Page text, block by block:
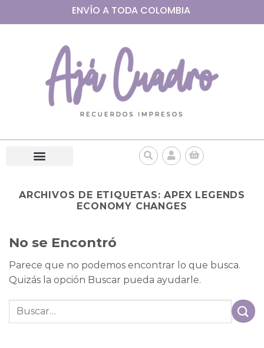
ENVÍO A TODA COLOMBIA
ARCHIVOS DE ETIQUETAS:APEX LEGENDS
ECONOMY CHANGES
No se Encontró
Parece que no podemos encontrar lo que busca.
Quizás la opción Buscar pueda ayudarle.